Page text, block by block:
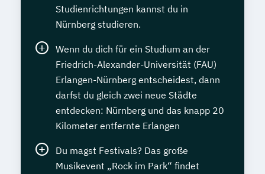
Studienrichtungen kannst du in
Nürnberg studieren.
Wenn du dich für ein Studium an der
Friedrich-Alexander-Universität (FAU)
Erlangen-Nürnberg entscheidest, dann
darfst du gleich zwei neue Städte
entdecken: Nürnberg und das knapp 20
Kilometer entfernte Erlangen
Du magst Festivals? Das große
Musikevent „Rock im Park“ findet